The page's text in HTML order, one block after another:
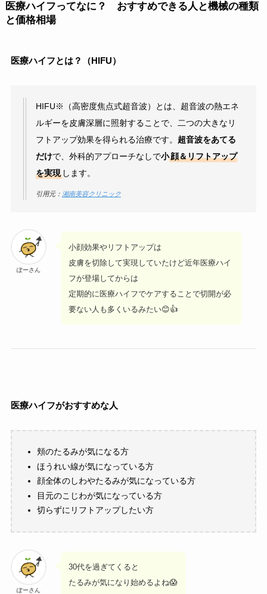
医療ハイフってなに？ おすすめできる人と機械の種類
と価格相場
医療ハイフとは？（HIFU）
HIFU※（高密度焦点式超音波）とは、超音波の熱エネ
ルギーを皮膚深層に照射することで、二つの大きなリ
フトアップ効果を得られる治療です。 超音波をあてる
だけで、外科的アプローチなしで小顔＆リフトアップ
を実現します。
引用元： 湘南美容クリニック
ぽーさん
小顔効果やリフトアップは
皮膚を切除して実現していたけど近年医療ハイ
フが登場してからは
定期的に医療ハイフでケアすることで切開が必
要ない人も多くいるみたい😊👍
医療ハイフがおすすめな人
頬のたるみが気になる方
ほうれい線が気になっている方
顔全体のしわやたるみが気になっている方
目元のこじわが気になっている方
切らずにリフトアップしたい方
ぽーさん
30代を過ぎてくると
たるみが気になり始めるよね😱